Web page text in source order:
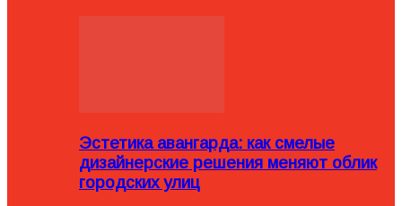
Эстетика авангарда: как смелые
дизайнерские решения меняют облик
городских улиц